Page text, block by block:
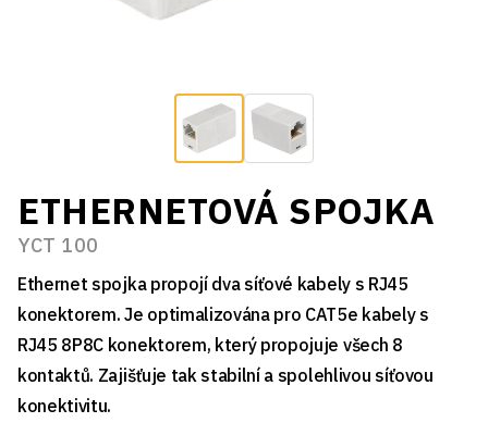
ETHERNETOVÁ SPOJKA
YCT 100
Ethernet spojka propojí dva síťové kabely s RJ45
konektorem. Je optimalizována pro CAT5e kabely s
RJ45 8P8C konektorem, který propojuje všech 8
kontaktů. Zajišťuje tak stabilní a spolehlivou síťovou
konektivitu.